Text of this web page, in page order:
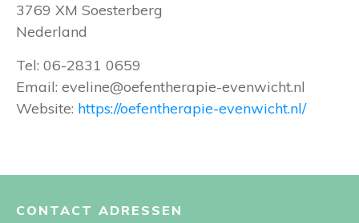
3769 XM Soesterberg
Nederland
Tel: 06-2831 0659
Email: eveline@oefentherapie-evenwicht.nl
Website: https://oefentherapie-evenwicht.nl/
CONTACT ADRESSEN